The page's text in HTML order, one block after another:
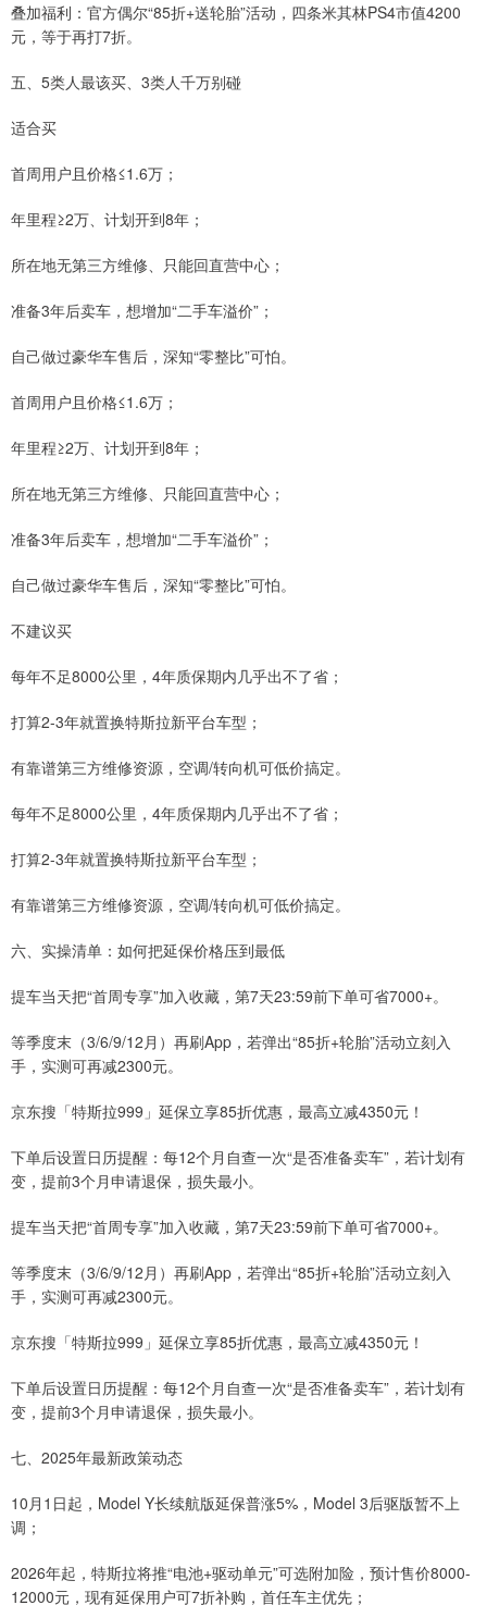
叠加福利：官方偶尔“85折+送轮胎”活动，四条米其林PS4市值4200
元，等于再打7折。
五、5类人最该买、3类人千万别碰
适合买
首周用户且价格≤1.6万；
年里程≥2万、计划开到8年；
所在地无第三方维修、只能回直营中心；
准备3年后卖车，想增加“二手车溢价”；
自己做过豪华车售后，深知“零整比”可怕。
首周用户且价格≤1.6万；
年里程≥2万、计划开到8年；
所在地无第三方维修、只能回直营中心；
准备3年后卖车，想增加“二手车溢价”；
自己做过豪华车售后，深知“零整比”可怕。
不建议买
每年不足8000公里，4年质保期内几乎出不了省；
打算2-3年就置换特斯拉新平台车型；
有靠谱第三方维修资源，空调/转向机可低价搞定。
每年不足8000公里，4年质保期内几乎出不了省；
打算2-3年就置换特斯拉新平台车型；
有靠谱第三方维修资源，空调/转向机可低价搞定。
六、实操清单：如何把延保价格压到最低
提车当天把“首周专享”加入收藏，第7天23:59前下单可省7000+。
等季度末（3/6/9/12月）再刷App，若弹出“85折+轮胎”活动立刻入
手，实测可再减2300元。
京东搜「特斯拉999」延保立享85折优惠，最高立减4350元！
下单后设置日历提醒：每12个月自查一次“是否准备卖车”，若计划有
变，提前3个月申请退保，损失最小。
提车当天把“首周专享”加入收藏，第7天23:59前下单可省7000+。
等季度末（3/6/9/12月）再刷App，若弹出“85折+轮胎”活动立刻入
手，实测可再减2300元。
京东搜「特斯拉999」延保立享85折优惠，最高立减4350元！
下单后设置日历提醒：每12个月自查一次“是否准备卖车”，若计划有
变，提前3个月申请退保，损失最小。
七、2025年最新政策动态
10月1日起，Model Y长续航版延保普涨5%，Model 3后驱版暂不上
调；
2026年起，特斯拉将推“电池+驱动单元”可选附加险，预计售价8000-
12000元，现有延保用户可7折补购，首任车主优先；